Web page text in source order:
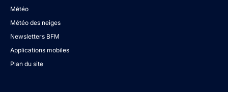
Météo
Météo des neiges
Newsletters BFM
Applications mobiles
Plan du site